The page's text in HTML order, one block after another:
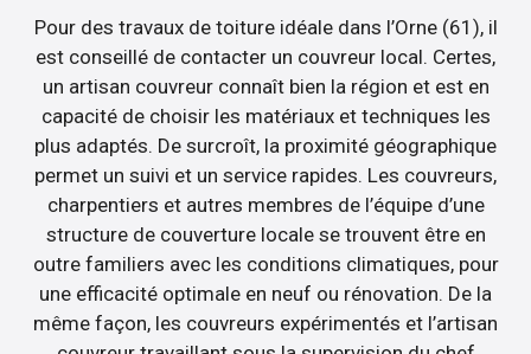
Pour des travaux de toiture idéale dans l’Orne (61), il
est conseillé de contacter un couvreur local. Certes,
un artisan couvreur connaît bien la région et est en
capacité de choisir les matériaux et techniques les
plus adaptés. De surcroît, la proximité géographique
permet un suivi et un service rapides. Les couvreurs,
charpentiers et autres membres de l’équipe d’une
structure de couverture locale se trouvent être en
outre familiers avec les conditions climatiques, pour
une efficacité optimale en neuf ou rénovation. De la
même façon, les couvreurs expérimentés et l’artisan